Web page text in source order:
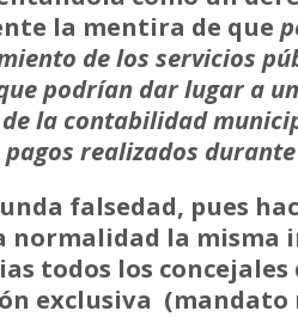
la mentira de que
de los servicios
podrían dar lugar a
la contabilidad
realizados
falsedad, pues
normalidad la misma
todos los
exclusiva (mandato